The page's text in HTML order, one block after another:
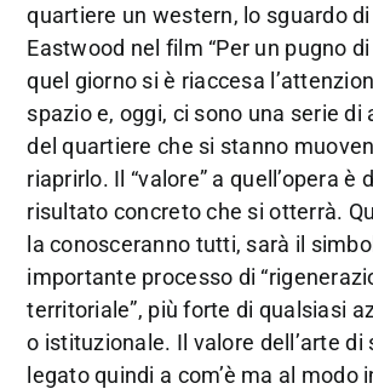
quartiere un western, lo sguardo
Eastwood nel film “Per un pugno di
quel giorno si è riaccesa
spazio e, oggi, ci sono una serie di
del quartiere che si stanno
riaprirlo. Il “valore” a quell’opera è
risultato concreto che si otterrà.
la conosceranno tutti, sarà il
importante processo di
territoriale”, più forte di qualsiasi
o istituzionale. Il valore dell’arte di
legato quindi a com’è ma al modo